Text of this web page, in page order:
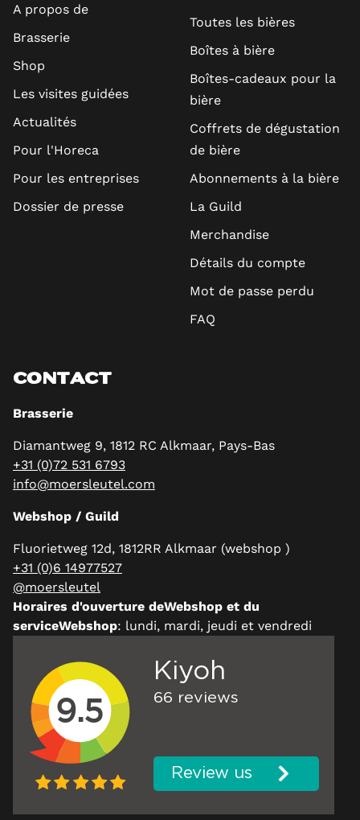
A propos de
Brasserie
Shop
Les visites guidées
Actualités
Pour l'Horeca
Pour les entreprises
Dossier de presse
Toutes les bières
Boîtes à bière
Boîtes-cadeaux pour la
bière
Coffrets de dégustation
de bière
Abonnements à la bière
La Guild
Merchandise
Détails du compte
Mot de passe perdu
FAQ
CONTACT
Brasserie
Diamantweg 9, 1812 RC Alkmaar, Pays-Bas
+31 (0)72 531 6793
info@moersleutel.com
Webshop / Guild
Fluorietweg 12d, 1812RR Alkmaar (webshop )
+31 (0)6 14977527
@moersleutel
Horaires d'ouverture deWebshop et du
serviceWebshop: lundi, mardi, jeudi et vendredi